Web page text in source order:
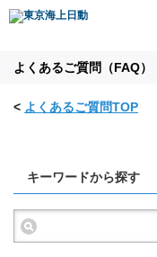
よくあるご質問（FAQ）
< よくあるご質問TOP
キーワードから探す